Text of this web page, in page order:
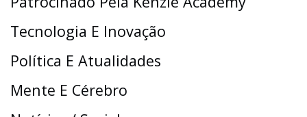
Tecnologia E Inovação
Política E Atualidades
Mente E Cérebro